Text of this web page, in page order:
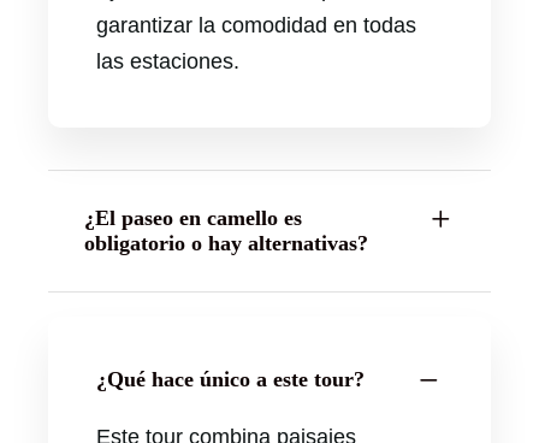
garantizar la comodidad en todas
las estaciones.
¿El paseo en camello es
obligatorio o hay alternativas?
¿Qué hace único a este tour?
Este tour combina paisajes